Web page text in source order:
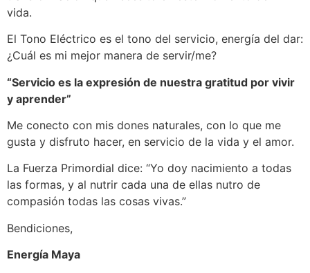
vida.
El Tono Eléctrico es el tono del servicio, energía del dar:
¿Cuál es mi mejor manera de servir/me?
“Servicio es la expresión de nuestra gratitud por vivir
y aprender”
Me conecto con mis dones naturales, con lo que me
gusta y disfruto hacer, en servicio de la vida y el amor.
La Fuerza Primordial dice: “Yo doy nacimiento a todas
las formas, y al nutrir cada una de ellas nutro de
compasión todas las cosas vivas.”
Bendiciones,
Energía Maya